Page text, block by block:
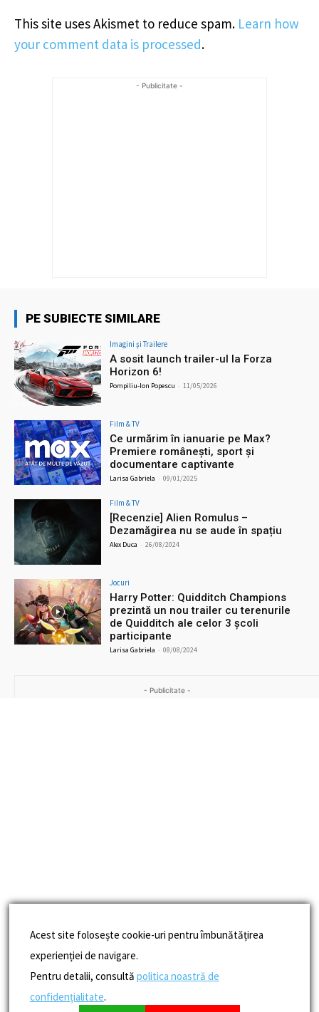
This site uses Akismet to reduce spam. Learn how
your comment data is processed.
- Publicitate -
PE SUBIECTE SIMILARE
Imagini şi Trailere
A sosit launch trailer-ul la Forza
Horizon 6!
Pompiliu-Ion Popescu - 11/05/2026
Film & TV
Ce urmărim în ianuarie pe Max?
Premiere românești, sport și
documentare captivante
Larisa Gabriela - 09/01/2025
Film & TV
[Recenzie] Alien Romulus –
Dezamăgirea nu se aude în spațiu
Alex Duca - 26/08/2024
Jocuri
Harry Potter: Quidditch Champions
prezintă un nou trailer cu terenurile
de Quidditch ale celor 3 școli
participante
Larisa Gabriela - 08/08/2024
- Publicitate -
Acest site folosește cookie-uri pentru îmbunătățirea
experienției de navigare.
Pentru detalii, consultă politica noastră de
confidențialitate.